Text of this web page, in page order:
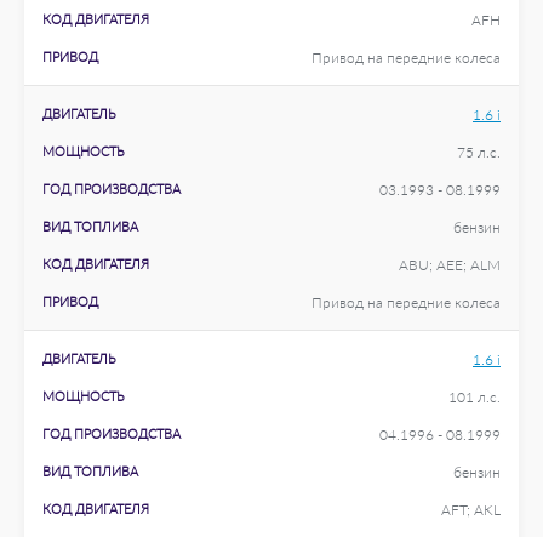
КОД ДВИГАТЕЛЯ AFH
ПРИВОД Привод на передние колеса
ДВИГАТЕЛЬ 1.6 i
МОЩНОСТЬ 75 л.с.
ГОД ПРОИЗВОДСТВА 03.1993 - 08.1999
ВИД ТОПЛИВА бензин
КОД ДВИГАТЕЛЯ ABU; AEE; ALM
ПРИВОД Привод на передние колеса
ДВИГАТЕЛЬ 1.6 i
МОЩНОСТЬ 101 л.с.
ГОД ПРОИЗВОДСТВА 04.1996 - 08.1999
ВИД ТОПЛИВА бензин
КОД ДВИГАТЕЛЯ AFT; AKL